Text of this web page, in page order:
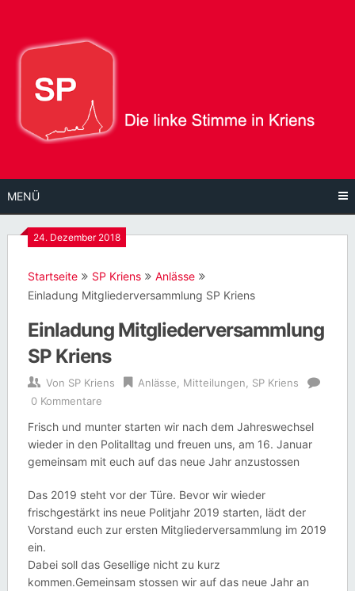
Inhalt
MENÜ
24. Dezember 2018
Startseite SP Kriens
Anlässe
Einladung Mitgliederversammlung SP Kriens
Einladung Mitgliederversammlung
SP Kriens
Von SP Kriens Anlässe Mitteilungen
SP Kriens
0 Kommentare
Frisch und munter starten wir nach dem Jahreswechsel
wieder in den Politalltag und freuen uns, am 16. Januar
gemeinsam mit euch auf das neue Jahr anzustossen
Das 2019 steht vor der Türe. Bevor wir wieder
frischgestärkt ins neue Politjahr 2019 starten, lädt der
Vorstand euch zur ersten Mitgliederversammlung im 2019
ein.
Dabei soll das Gesellige nicht zu kurz
kommen.Gemeinsam stossen wir auf das neue Jahr an